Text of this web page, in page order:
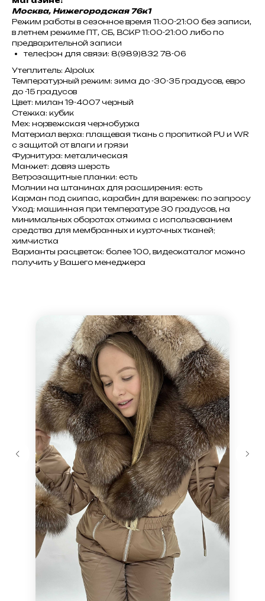
Москва, Нижегородская 76к1
Режим работы в сезонное время 11:00-21:00 без записи,
в летнем режиме ПТ, СБ, ВСКР 11:00-21:00 либо по
предварительной записи
телефон для связи: 8(989)832 78-06
Утеплитель: Alpolux
Температурный режим: зима до -30-35 градусов, евро
до -15 градусов
Цвет: милан 19-4007 черный
Стежка: кубик
Мех: норвежская чернобурка
Материал верха: плащевая ткань с пропиткой PU и WR
с защитой от влаги и грязи
Фурнитура: металическая
Манжет: довяз шерсть
Ветрозащитные планки: есть
Молнии на штанинах для расширения: есть
Карман под скипас, карабин для варежек: по запросу
Уход: машинная при температуре 30 градусов, на
минимальных оборотах отжима с использованием
средства для мембранных и курточных тканей;
химчистка
Варианты расцветок: более 100, видеокаталог можно
получить у Вашего менеджера